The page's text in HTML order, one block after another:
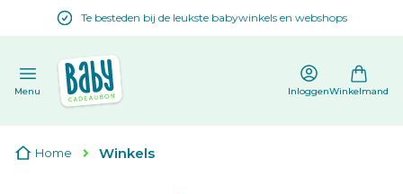
Te besteden bij de leukste babywinkels en webshops
Menu InloggenWinkelmand
Home Winkels